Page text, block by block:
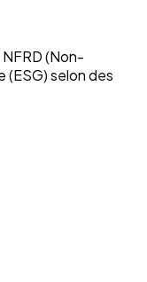
(Non-
(ESG) selon des